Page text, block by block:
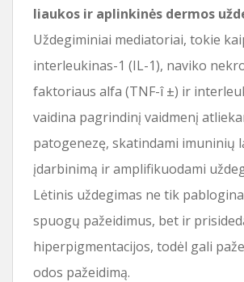
liaukos ir aplinkinės dermos
Uždegiminiai mediatoriai, tokie
interleukinas-1 (IL-1), naviko
faktoriaus alfa (TNF-î ±) ir
vaidina pagrindinį vaidmenį
patogenezę, skatindami imuninių
įdarbinimą ir amplifikuodami
Lėtinis uždegimas ne tik
spuogų pažeidimus, bet ir
hiperpigmentacijos, todėl gali
odos pažeidimą.